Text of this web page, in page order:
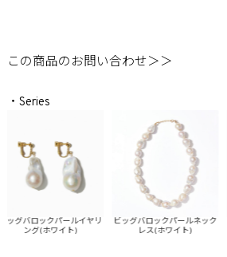
この商品のお問い合わせ＞＞
・Series
グバロックパールイヤリ
ング(ホワイト)
ビッグバロックパールネック
レス(ホワイト)